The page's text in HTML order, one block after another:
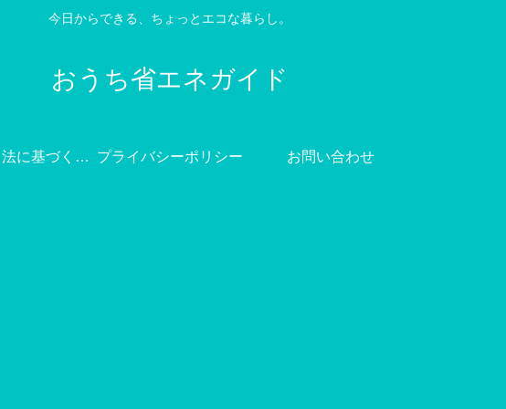
今日からできる、ちょっとエコな暮らし。
おうち省エネガイド
特定商取引法に基づく表記 プライバシーポリシー お問い合わせ